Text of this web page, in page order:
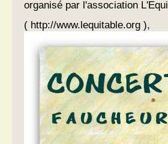
organisé par l'association
( http://www.lequitable.org ),